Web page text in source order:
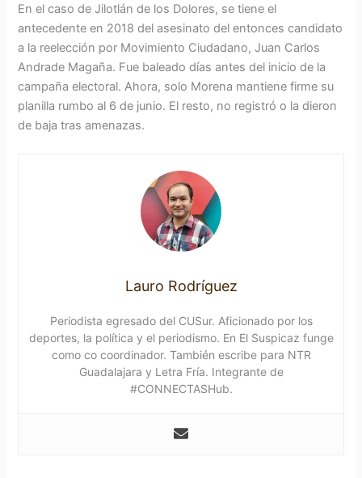
En el caso de Jilotlán de los Dolores, se tiene el
antecedente en 2018 del asesinato del entonces candidato
a la reelección por Movimiento Ciudadano, Juan Carlos
Andrade Magaña. Fue baleado días antes del inicio de la
campaña electoral. Ahora, solo Morena mantiene firme su
planilla rumbo al 6 de junio. El resto, no registró o la dieron
de baja tras amenazas.
Lauro Rodríguez
Periodista egresado del CUSur. Aficionado por los
deportes, la política y el periodismo. En El Suspicaz funge
como co coordinador. También escribe para NTR
Guadalajara y Letra Fría. Integrante de
#CONNECTASHub.